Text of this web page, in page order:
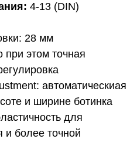
4-13 (DIN)
28 мм
при этом точная
автоматическиая
и ширине ботинка
для
и более точной